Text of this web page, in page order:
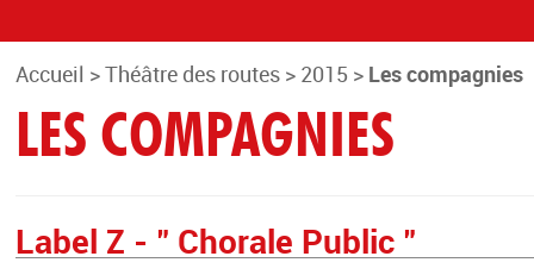
Accueil >Théâtre des routes > 2015 > Les compagnies
LES COMPAGNIES
Label Z - " Chorale Public "